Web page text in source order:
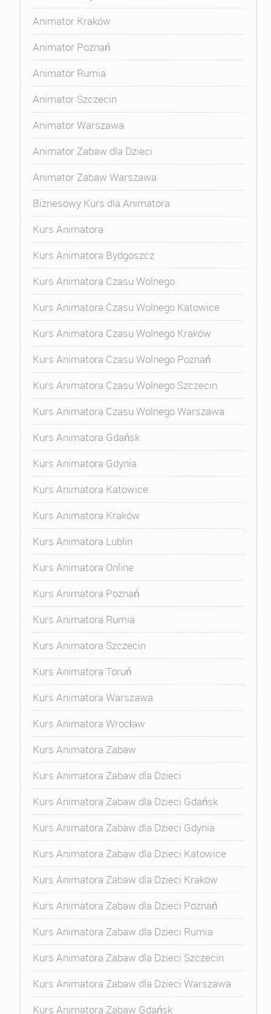
Animator Kraków
Animator Poznań
Animator Rumia
Animator Szczecin
Animator Warszawa
Animator Zabaw dla Dzieci
Animator Zabaw Warszawa
Biznesowy Kurs dla Animatora
Kurs Animatora
Kurs Animatora Bydgoszcz
Kurs Animatora Czasu Wolnego
Kurs Animatora Czasu Wolnego Katowice
Kurs Animatora Czasu Wolnego Kraków
Kurs Animatora Czasu Wolnego Poznań
Kurs Animatora Czasu Wolnego Szczecin
Kurs Animatora Czasu Wolnego Warszawa
Kurs Animatora Gdańsk
Kurs Animatora Gdynia
Kurs Animatora Katowice
Kurs Animatora Kraków
Kurs Animatora Lublin
Kurs Animatora Online
Kurs Animatora Poznań
Kurs Animatora Rumia
Kurs Animatora Szczecin
Kurs Animatora Toruń
Kurs Animatora Warszawa
Kurs Animatora Wrocław
Kurs Animatora Zabaw
Kurs Animatora Zabaw dla Dzieci
Kurs Animatora Zabaw dla Dzieci Gdańsk
Kurs Animatora Zabaw dla Dzieci Gdynia
Kurs Animatora Zabaw dla Dzieci Katowice
Kurs Animatora Zabaw dla Dzieci Kraków
Kurs Animatora Zabaw dla Dzieci Poznań
Kurs Animatora Zabaw dla Dzieci Rumia
Kurs Animatora Zabaw dla Dzieci Szczecin
Kurs Animatora Zabaw dla Dzieci Warszawa
Kurs Animatora Zabaw Gdańsk